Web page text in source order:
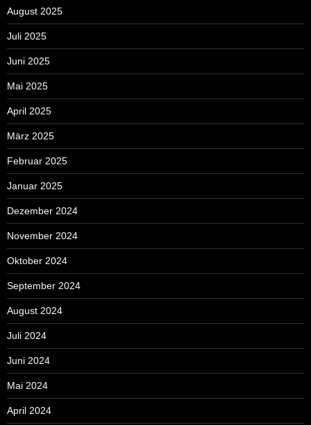
August 2025
Juli 2025
Juni 2025
Mai 2025
April 2025
März 2025
Februar 2025
Januar 2025
Dezember 2024
November 2024
Oktober 2024
September 2024
August 2024
Juli 2024
Juni 2024
Mai 2024
April 2024